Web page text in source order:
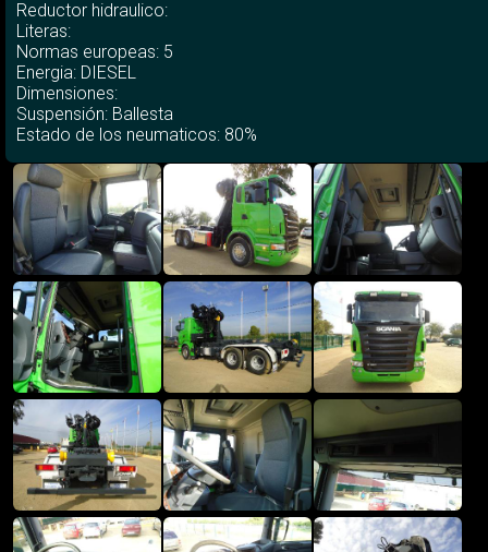
Reductor hidraulico:
Literas:
Normas europeas: 5
Energia: DIESEL
Dimensiones:
Suspensión: Ballesta
Estado de los neumaticos: 80%